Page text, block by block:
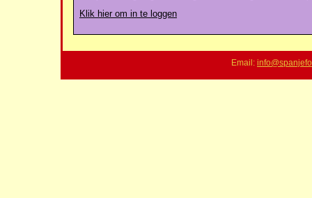
Klik hier om in te loggen
Email: